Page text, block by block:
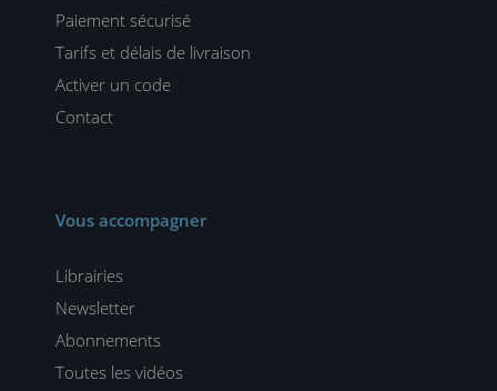
Paiement sécurisé
Tarifs et délais de livraison
Activer un code
Contact
Vous accompagner
Librairies
Newsletter
Abonnements
Toutes les vidéos